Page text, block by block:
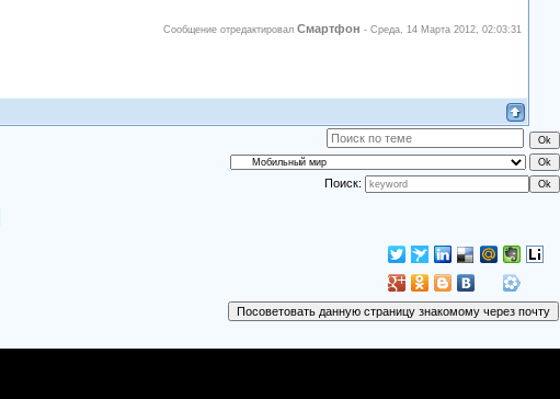
Сообщение отредактировалСмартфон -Среда, 14 Марта 2012, 02:03:31
Поиск: